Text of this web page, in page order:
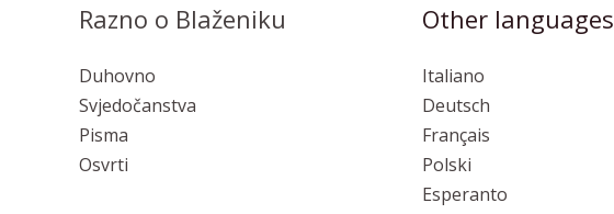
Razno o Blaženiku
Duhovno
Svjedočanstva
Pisma
Osvrti
Other languages
Italiano
Deutsch
Français
Polski
Esperanto